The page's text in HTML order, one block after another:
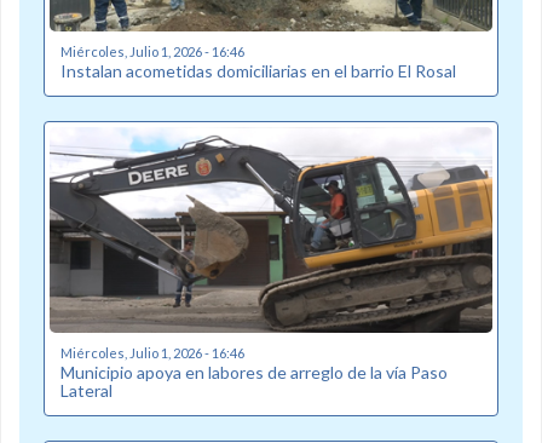
Miércoles, Julio 1, 2026 - 16:46
Instalan acometidas domiciliarias en el barrio El Rosal
Miércoles, Julio 1, 2026 - 16:46
Municipio apoya en labores de arreglo de la vía Paso
Lateral